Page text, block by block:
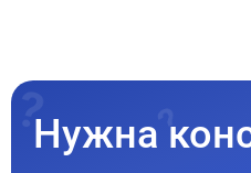
Нужна